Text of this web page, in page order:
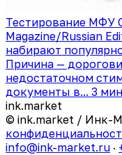
Тестирование МФУ
Magazine/Russian
набирают
Причина —
недостаточном
документы в... 3 мин
ink.market
© ink.market / Инк-
info@ink-market.ru ·